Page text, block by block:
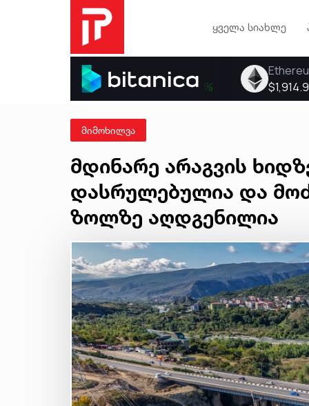
ყველა სიახლე
მიმოხილვა
მდინარე არაგვის
დასრულებულია და
ზოლზე აღდგენილია